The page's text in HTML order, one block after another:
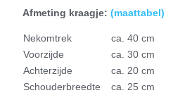
Afmeting kraagje: (maattabel)
Nekomtrek
ca. 40 cm
Voorzijde
ca. 30 cm
Achterzijde
ca. 20 cm
Schouderbreedte
ca. 25 cm